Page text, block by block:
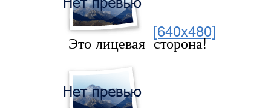
[640x480]
Это лицевая сторона!